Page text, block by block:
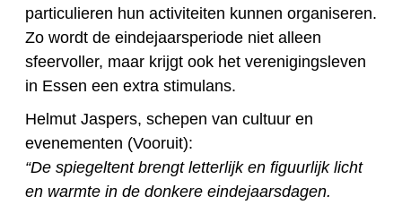
particulieren hun activiteiten kunnen organiseren.
Zo wordt de eindejaarsperiode niet alleen
sfeervoller, maar krijgt ook het verenigingsleven
in Essen een extra stimulans.
Helmut Jaspers, schepen van cultuur en
evenementen (Vooruit):
“De spiegeltent brengt letterlijk en figuurlijk licht
en warmte in de donkere eindejaarsdagen.